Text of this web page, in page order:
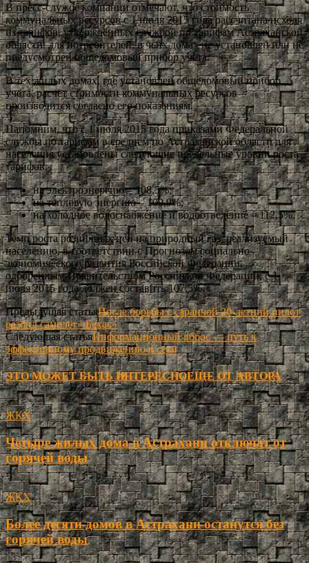
В пресс-службе компании отмечают, что стоимость
коммунальных ресурсов с 1 июля 2015 года рассчитана исходя
из тарифов, утверждённых службой по тарифам Астраханской
области, для потребителей, в чьих домах не установлен или не
предусмотрен общедомовый прибор учёта.
В тех жилых домах, где установлен общедомовый прибор
учёта, расчёт стоимости коммунальных ресурсов
производится согласно его показаниям.
Напомним, что с 1 июля 2015 года приказами Федеральной
службы по тарифам в среднем по Астраханской области для
населения установлены следующие предельные уровни роста
тарифов:
на электроэнергию – 108,5%;
на тепловую энергию – 109,9%;
на холодное водоснабжение и водоотведение – 112,5%.
Темп роста розничных цен на природный газ, реализуемый
населению, в соответствии с Прогнозом социально-
экономического развития Российской Федерации,
одобренным Правительством Российской Федерации, с 1
июля 2015 года должен составить 107,5%.
Предыдущая статьяПосле борьбы с саранчой 20-летний пилот
разбил самолет «Бекас»
Следующая статьяИнформационный вброс — путь к
эффективному продвижению в сети
ЭТО МОЖЕТ БЫТЬ ИНТЕРЕСНОЕЩЕ ОТ АВТОРА
ЖКХ
Четыре жилых дома в Астрахани отключат от
горячей воды
ЖКХ
Более десяти домов в Астрахани останутся без
горячей воды